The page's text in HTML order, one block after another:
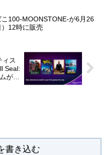
こ100-MOONSTONE-が6月26
）12時に販売
ィス
Seal:
が無
書き込む